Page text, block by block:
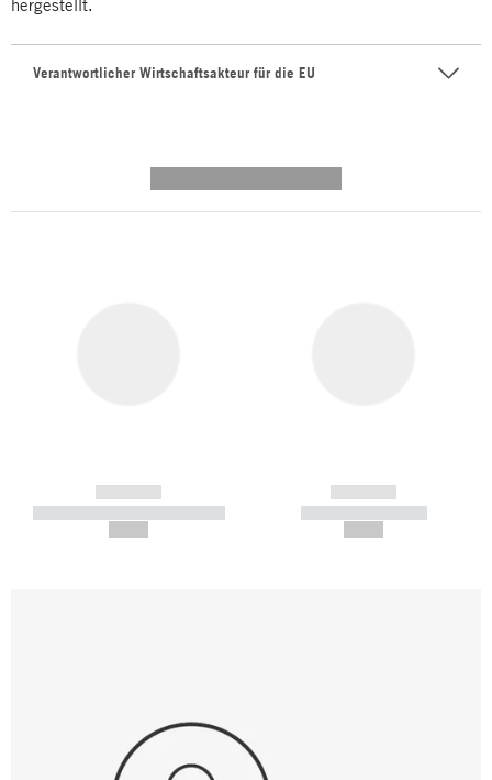
hergestellt.
Verantwortlicher Wirtschaftsakteur für die EU
------------
----------- ----------- -----------
------------
----------- -----------